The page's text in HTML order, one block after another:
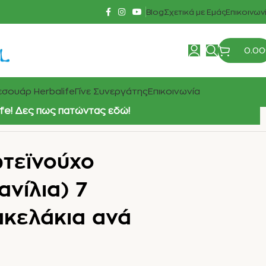
BlogΣχετικά με Εμάς
0.00
Herbalife Γίνε Συνεργάτης Επικοινωνία
Δες πως πατώντας εδώ!
7
ανά